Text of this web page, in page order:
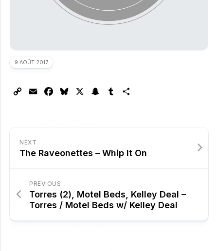
9 AOÛT 2017
Copy Email FacebookBluesky Snapchat
Tumblr
NEXT
The Raveonettes – Whip It On
PREVIOUS
Torres (2), Motel Beds, Kelley Deal –
Torres / Motel Beds w/ Kelley Deal